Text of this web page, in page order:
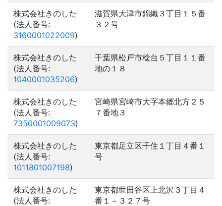
株式会社きのした
(法人番号:
3160001022009)
滋賀県大津市錦織３丁目１５番
３２号
株式会社きのした
(法人番号:
1040001035206)
千葉県松戸市稔台５丁目１１番
地の１８
株式会社きのした
(法人番号:
7350001009073)
宮崎県宮崎市大字本郷北方２５
７番地３
株式会社きのした
(法人番号:
1011801007198)
東京都足立区千住１丁目４番１
号
株式会社きのした
(法人番号:
東京都世田谷区上北沢３丁目４
番１－３２７号